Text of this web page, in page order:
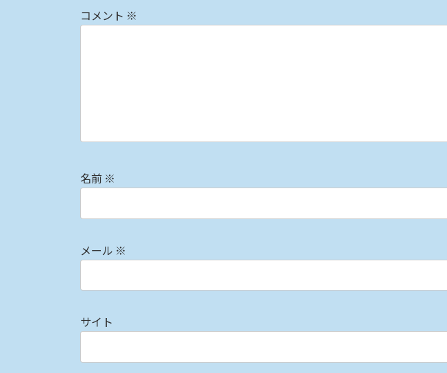
コメント ※
名前 ※
メール ※
サイト